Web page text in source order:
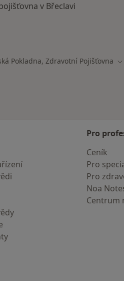
v Břeclavi
Pokladna, Zdravotní Pojišťovna
Pro
Ceník
Pro
Pro
Noa
Centrum